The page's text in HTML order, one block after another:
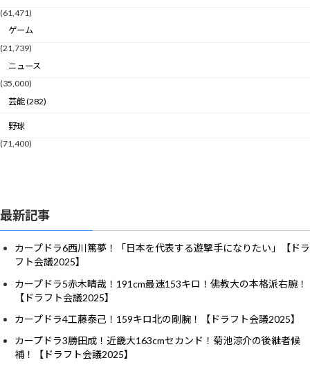
(61,471)
ゲーム
(21,739)
ニュース
(35,000)
芸能 (282)
野球
(71,400)
最新記事
カープドラ6西川篤夢！「日本を代表する遊撃手になりたい」【ドラ
フト会議2025】
カープドラ5赤木晴哉！191cm最速153キロ！佛教大の本格派右腕！
【ドラフト会議2025】
カープドラ4工藤泰己！159キロ北の剛腕！【ドラフト会議2025】
カープドラ3勝田成！近畿大163cmセカンド！菊池涼介の後継者候
補！【ドラフト会議2025】